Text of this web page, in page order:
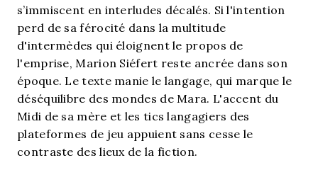
s’immiscent en interludes décalés. Si l'intention
perd de sa férocité dans la multitude
d'intermèdes qui éloignent le propos de
l'emprise, Marion Siéfert reste ancrée dans son
époque. Le texte manie le langage, qui marque le
déséquilibre des mondes de Mara. L'accent du
Midi de sa mère et les tics langagiers des
plateformes de jeu appuient sans cesse le
contraste des lieux de la fiction.